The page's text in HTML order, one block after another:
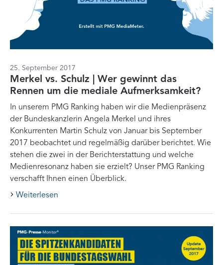
25. September 2017
Merkel vs. Schulz | Wer gewinnt das
Rennen um die mediale Aufmerksamkeit?
In unserem PMG Ranking haben wir die Medienpräsenz
der Bundeskanzlerin Angela Merkel und ihres
Konkurrenten Martin Schulz von Januar bis September
2017 beobachtet und regelmäßig darüber berichtet. Wie
stehen die zwei in der Berichterstattung und welche
Medienresonanz haben sie erzielt? Unser PMG Ranking
verschafft Ihnen einen Überblick.
Weiterlesen